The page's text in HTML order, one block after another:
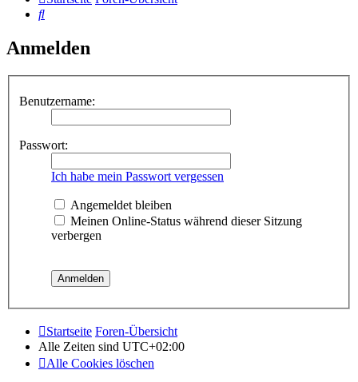
Suche
Anmelden
Benutzername:
Passwort:
Ich habe mein Passwort vergessen
Angemeldet bleiben
Meinen Online-Status während dieser Sitzung
verbergen
Startseite Foren-Übersicht
Alle Zeiten sind UTC+02:00
Alle Cookies löschen